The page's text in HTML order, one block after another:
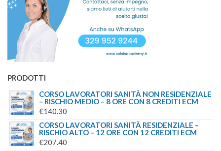
PRODOTTI
CORSO LAVORATORI SANITÀ NON RESIDENZIALE
– RISCHIO MEDIO – 8 ORE CON 8 CREDITI ECM
€140.30
CORSO LAVORATORI SANITÀ RESIDENZIALE –
RISCHIO ALTO – 12 ORE CON 12 CREDITI ECM
€207.40